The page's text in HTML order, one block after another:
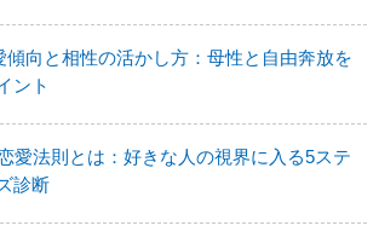
傾向と相性の活かし方：母性と自由奔放を
ント
愛法則とは：好きな人の視界に入る5ステ
診断